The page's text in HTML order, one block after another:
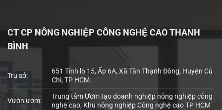
CT CP NÔNG NGHIỆP CÔNG NGHỆ CAO THANH
BÌNH
Trụ sở:
651 Tỉnh lộ 15, Ấp 6A, Xã Tân Thạnh Đông, Huyện Củ
Chi, TP HCM.
Vườn ươm:
Trung tâm Ươm tạo doanh nghiệp nông nghiệp công
nghệ cao, Khu nông nghiệp Công nghệ cao TP HCM